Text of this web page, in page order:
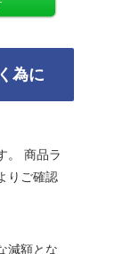
為に
。 商品ラ
りご確認
減額とな